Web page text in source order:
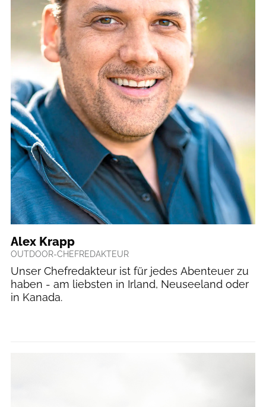
Alex Krapp
OUTDOOR-CHEFREDAKTEUR
Unser Chefredakteur ist für jedes Abenteuer zu
haben - am liebsten in Irland, Neuseeland oder
in Kanada.